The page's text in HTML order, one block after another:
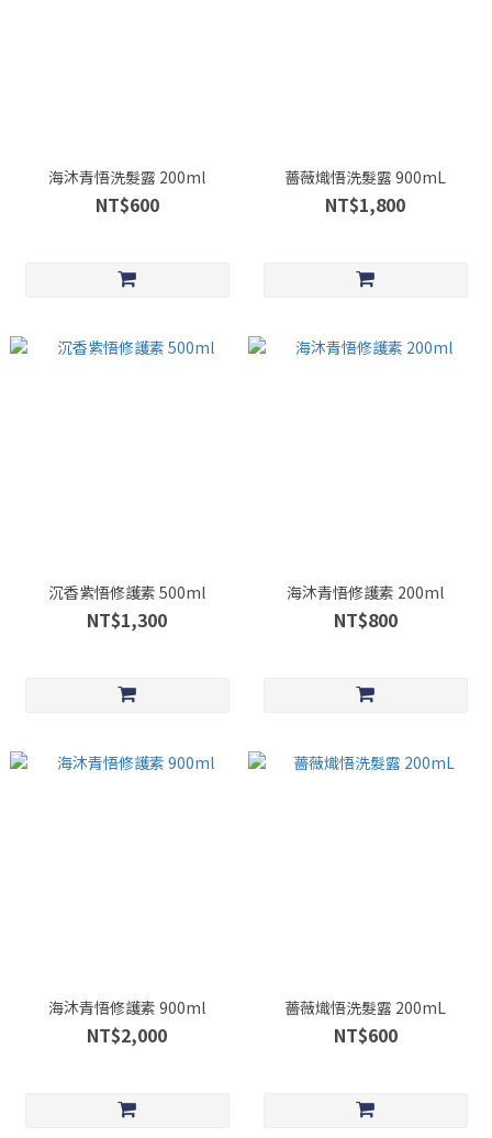
海沐青悟洗髮露 200ml
NT$600
薔薇熾悟洗髮露 900mL
NT$1,800
沉香紫悟修護素 500ml
NT$1,300
海沐青悟修護素 200ml
NT$800
海沐青悟修護素 900ml
NT$2,000
薔薇熾悟洗髮露 200mL
NT$600